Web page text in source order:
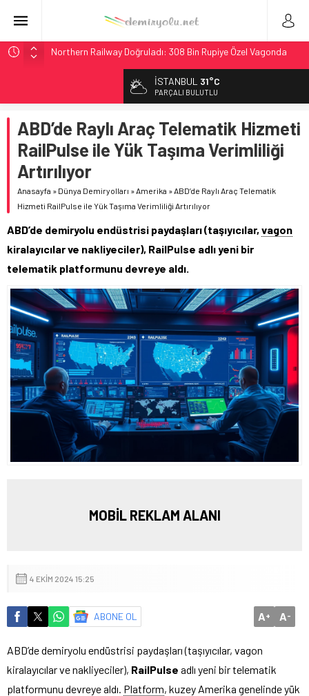
Northern Railway Doğruladı: 308 Bin Rupiye Özel Vagonda
Chicago’da Metra Polisi BVLOS Drone’larla Müdahale
NJ Transit’ten Tarihi Bütçe: 46 Yılın Rekoru Onaylandı
Rocky Mountain, Güneş Enerjili Tesisten İlk Rayı Sevk Etti
Brescia 426 Milyon Euro’luk Tramvay İnşaatına Başladı
İSTANBUL 31°C
PARÇALI BULUTLU
ABD’de Raylı Araç Telematik Hizmeti
RailPulse ile Yük Taşıma Verimliliği
Artırılıyor
Anasayfa » Dünya Demiryolları »Amerika »ABD’de Raylı Araç Telematik
Hizmeti RailPulse ile Yük Taşıma Verimliliği Artırılıyor
ABD’de demiryolu endüstrisi paydaşları (taşıyıcılar, vagon
kiralayıcılar ve nakliyeciler), RailPulse adlı yeni bir
telematik platformunu devreye aldı.
MOBİL REKLAM ALANI
4 EKIM 2024 15:25
ABONE OL A+ A-
ABD’de demiryolu endüstrisi paydaşları (taşıyıcılar, vagon
kiralayıcılar ve nakliyeciler), RailPulse adlı yeni bir telematik
platformunu devreye aldı. Platform, kuzey Amerika genelinde yük